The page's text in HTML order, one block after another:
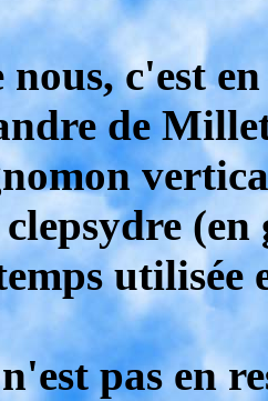
nous, c'est
de
utilisée
pas en